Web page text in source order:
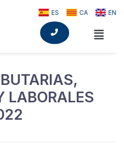
ES CA EN
LABORALES